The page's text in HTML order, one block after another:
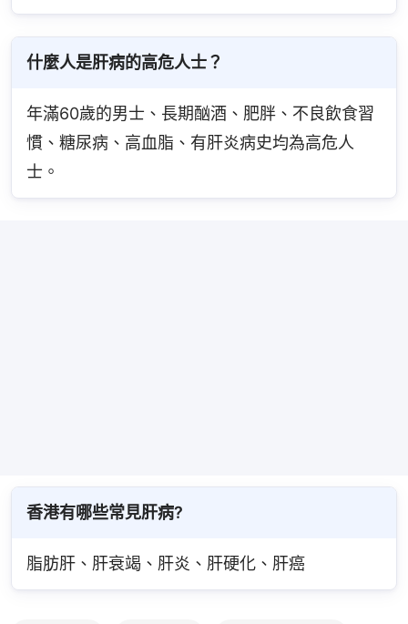
什麼人是肝病的高危人士？
年滿60歲的男士、長期酗酒、肥胖、不良飲食習
慣、糖尿病、高血脂、有肝炎病史均為高危人
士。
香港有哪些常見肝病?
脂肪肝、肝衰竭、肝炎、肝硬化、肝癌